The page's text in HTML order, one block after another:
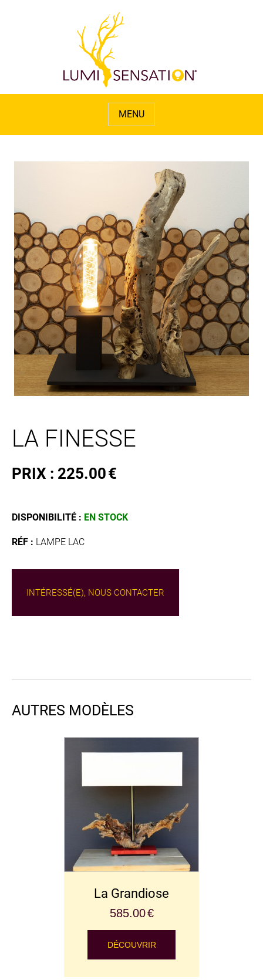
LA FINESSE
PRIX : €
225.00
DISPONIBILITÉ : EN STOCK
RÉF : LAMPE LAC
INTÉRESSÉ(E), NOUS CONTACTER
La Grandiose
€
585.00